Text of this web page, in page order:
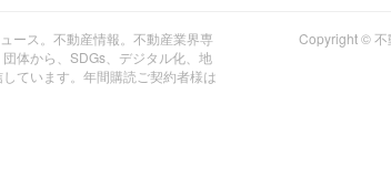
ース。不動産情報。不動産業界専
体から、SDGs、デジタル化、地
ています。年間購読ご契約者様は
Copyright © 不